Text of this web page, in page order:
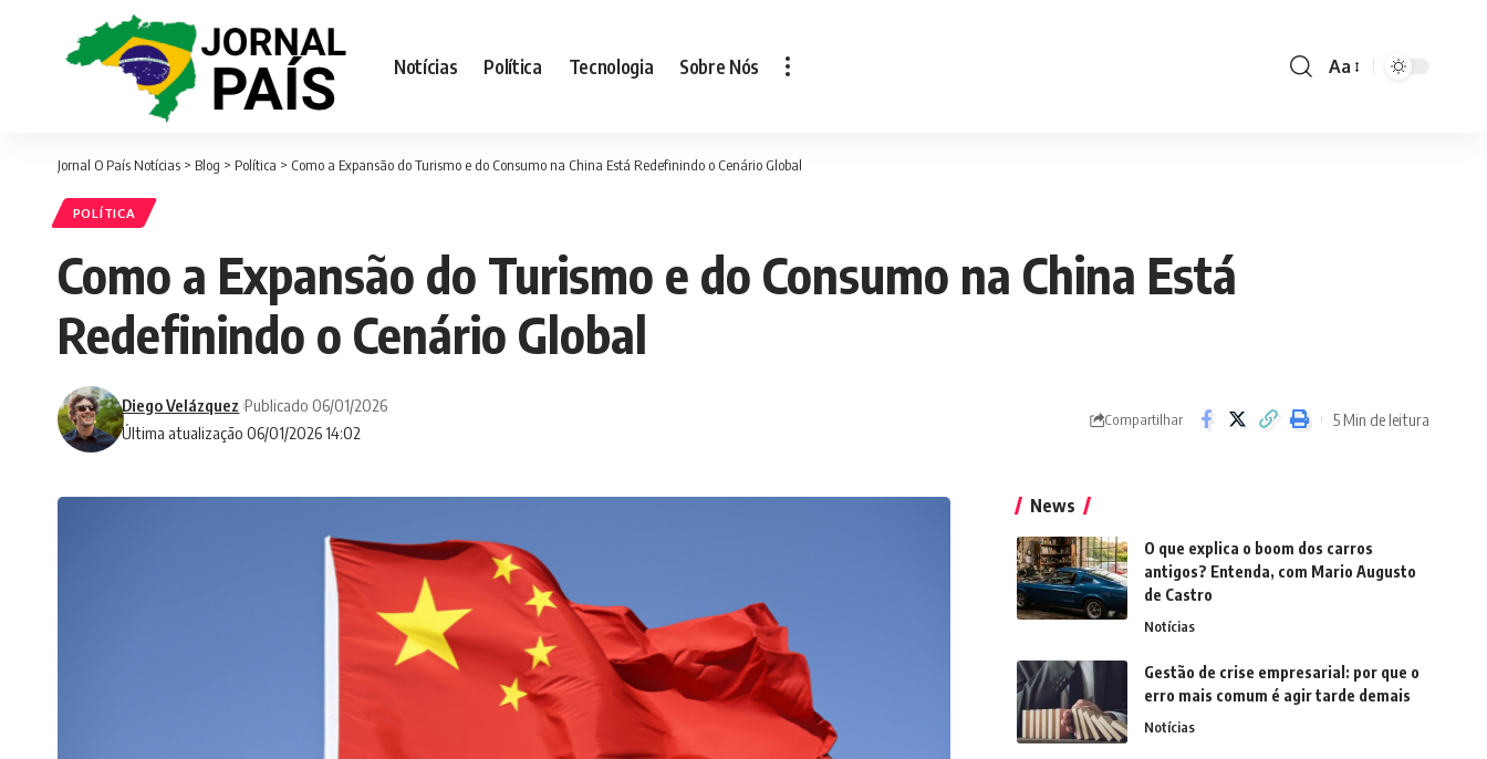
Notícias Política Tecnologia Sobre Nós
Font
Aa
Jornal O País Notícias > Blog > Política > Como a Expansão do Turismo e do Consumo na China Está Redefinindo o Cenário Global
POLÍTICA
Como a Expansão do Turismo e do Consumo na China Está
Redefinindo o Cenário Global
Última atualização 06/01/2026 14:02
Diego Velázquez Publicado 06/01/2026
Compartilhar 5 Min de leitura
News
O que explica o boom dos carros
antigos? Entenda, com Mario Augusto
de Castro
Notícias
Gestão de crise empresarial: por que o
erro mais comum é agir tarde demais
Notícias